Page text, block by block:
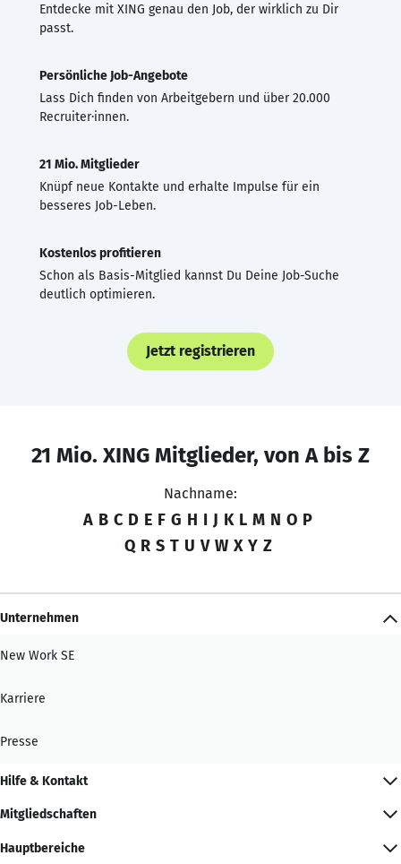
Entdecke mit XING genau den Job, der wirklich zu Dir
passt.
Persönliche Job-Angebote
Lass Dich finden von Arbeitgebern und über 20.000
Recruiter·innen.
21 Mio. Mitglieder
Knüpf neue Kontakte und erhalte Impulse für ein
besseres Job-Leben.
Kostenlos profitieren
Schon als Basis-Mitglied kannst Du Deine Job-Suche
deutlich optimieren.
Jetzt registrieren
21 Mio. XING Mitglieder, von A bis Z
Nachname:
A B C D E F G H I J K L M N O P
Q R S T U V W X Y Z
Unternehmen
New Work SE
Karriere
Presse
Hilfe & Kontakt
Mitgliedschaften
Hauptbereiche